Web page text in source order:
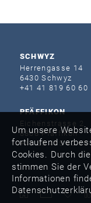
SCHWYZ
Herrengasse 14
6430 Schwyz
+41 41 819 60 60
PFÄFFIKON
Eichenstrasse 2
8808 Pfäffikon
+41 55 415 40 60
Um unsere
fortlaufend
Cookies. Durch
stimmen Sie der
Informationen